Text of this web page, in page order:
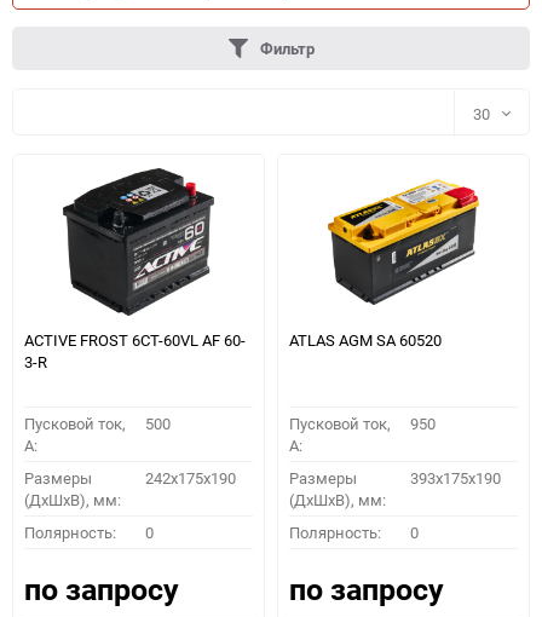
ПОДОБРАТЬ
Как определить полярность?
Фильтр
30
30
60
ACTIVE FROST 6СТ-60VL АF 60-
3-R
Пусковой ток,
A:
500
Размеры
(ДхШхВ), мм:
242x175x190
Полярность: 0
по запросу
ATLAS AGM SA 60520
Пусковой ток,
A:
950
Размеры
(ДхШхВ), мм:
393x175x190
Полярность: 0
по запросу